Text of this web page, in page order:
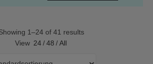
1–24 of 41 results
View 24 / 48 / All